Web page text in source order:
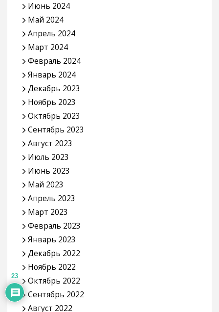
Июнь 2024
Май 2024
Апрель 2024
Март 2024
Февраль 2024
Январь 2024
Декабрь 2023
Ноябрь 2023
Октябрь 2023
Сентябрь 2023
Август 2023
Июль 2023
Июнь 2023
Май 2023
Апрель 2023
Март 2023
Февраль 2023
Январь 2023
Декабрь 2022
Ноябрь 2022
Октябрь 2022
Сентябрь 2022
Август 2022
23